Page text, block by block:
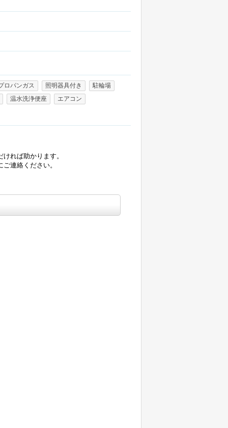
ロパンガス 照明器具付き
駐輪場
温水洗浄便座
エアコン
れば助かります。
連絡ください。